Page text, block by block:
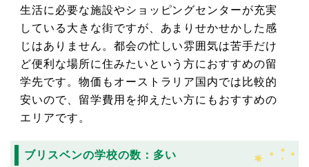
生活に必要な施設やショッピングセンターが充実
している大きな街ですが、あまりせかせかした感
じはありません。都会の忙しい雰囲気は苦手だけ
ど便利な場所に住みたいという方におすすめの留
学先です。物価もオーストラリア国内では比較的
安いので、留学費用を抑えたい方にもおすすめの
エリアです。
ブリスベンの学校の数：多い